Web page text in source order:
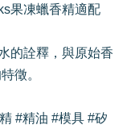
果凍蠟香精適配
的詮釋，與原始香
徵。
#精油 #模具 #矽